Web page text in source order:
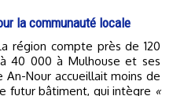
la communauté locale
40 000 à Mulhouse et ses
An-Nour accueillait moins de
futur bâtiment, qui intègre «